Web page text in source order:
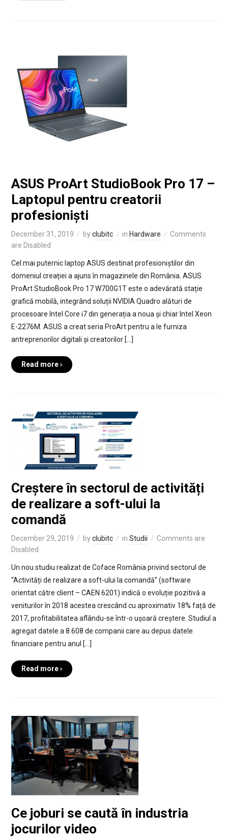
ASUS ProArt StudioBook Pro 17 –
Laptopul pentru creatorii
profesioniști
December 31, 2019 byclubitc in Hardware
Comments
are Disabled
Cel mai puternic laptop ASUS destinat profesioniștilor din
domeniul creației a ajuns în magazinele din România. ASUS
ProArt StudioBook Pro 17 W700G1T este o adevărată stație
grafică mobilă, integrând soluții NVIDIA Quadro alături de
procesoare Intel Core i7 din generația a noua și chiar Intel Xeon
E-2276M. ASUS a creat seria ProArt pentru a le furniza
antreprenorilor digitali și creatorilor […]
Read more ›
Creștere în sectorul de activități
de realizare a soft-ului la
comandă
December 29, 2019 byclubitc in Studii
Comments are
Disabled
Un nou studiu realizat de Coface România privind sectorul de
“Activități de realizare a soft-ului la comandă” (software
orientat către client – CAEN 6201) indică o evoluție pozitivă a
veniturilor în 2018 acestea crescând cu aproximativ 18% față de
2017, profitabilitatea aflându-se într-o ușoară creștere. Studiul a
agregat datele a 8.608 de companii care au depus datele
financiare pentru anul […]
Read more ›
Ce joburi se caută în industria
jocurilor video